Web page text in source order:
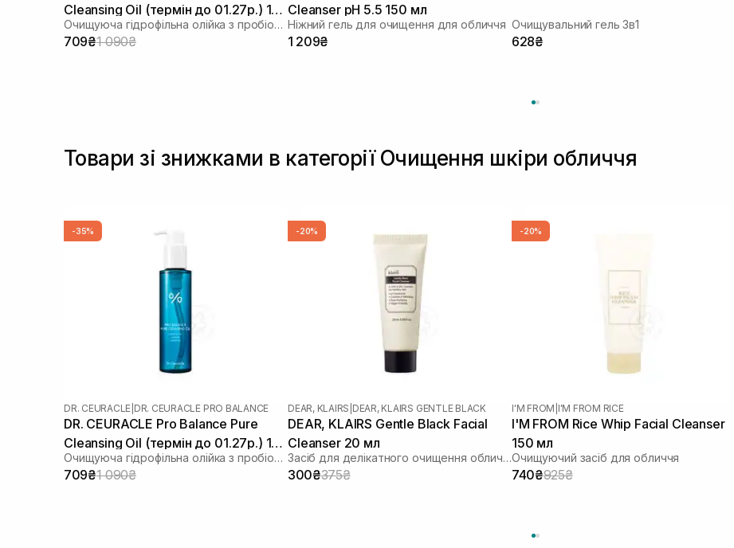
Cleansing Oil (термін до 01.27р.) 155
мл
Очищуюча гідрофільна олійка з пробіотиками
709₴1 090₴
Cleanser pH 5.5 150 мл
Ніжний гель для очищення для обличчя
1 209₴
Очищувальний гель 3в1
628₴
Товари зі знижками в категорії Очищення шкіри обличчя
-35%
DR. CEURACLE DR. CEURACLE PRO BALANCE
DR. CEURACLE Pro Balance Pure
Cleansing Oil (термін до 01.27р.) 155
мл
Очищуюча гідрофільна олійка з пробіотиками
709₴1 090₴
-20%
DEAR, KLAIRS DEAR, KLAIRS GENTLE BLACK
DEAR, KLAIRS Gentle Black Facial
Cleanser 20 мл
Засіб для делікатного очищення обличчя
300₴375₴
-20%
I'M FROM I'M FROM RICE
I'M FROM Rice Whip Facial Cleanser
150 мл
Очищуючий засіб для обличчя
740₴925₴